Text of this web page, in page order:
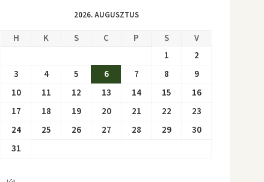
2026. AUGUSZTUS
H K S C P S
V
1
2
3
4 5 6 7 8
9
10
11 12 13 14 15
16
17
18 19 20 21 22
23
24
25 26 27 28 29
30
31